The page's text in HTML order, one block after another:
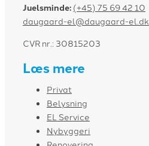
Juelsminde: (+45) 75 69 42 10
daugaard-el@daugaard-el.dk
CVR nr.: 30815203
Læs mere
Privat
Belysning
EL Service
Nybyggeri